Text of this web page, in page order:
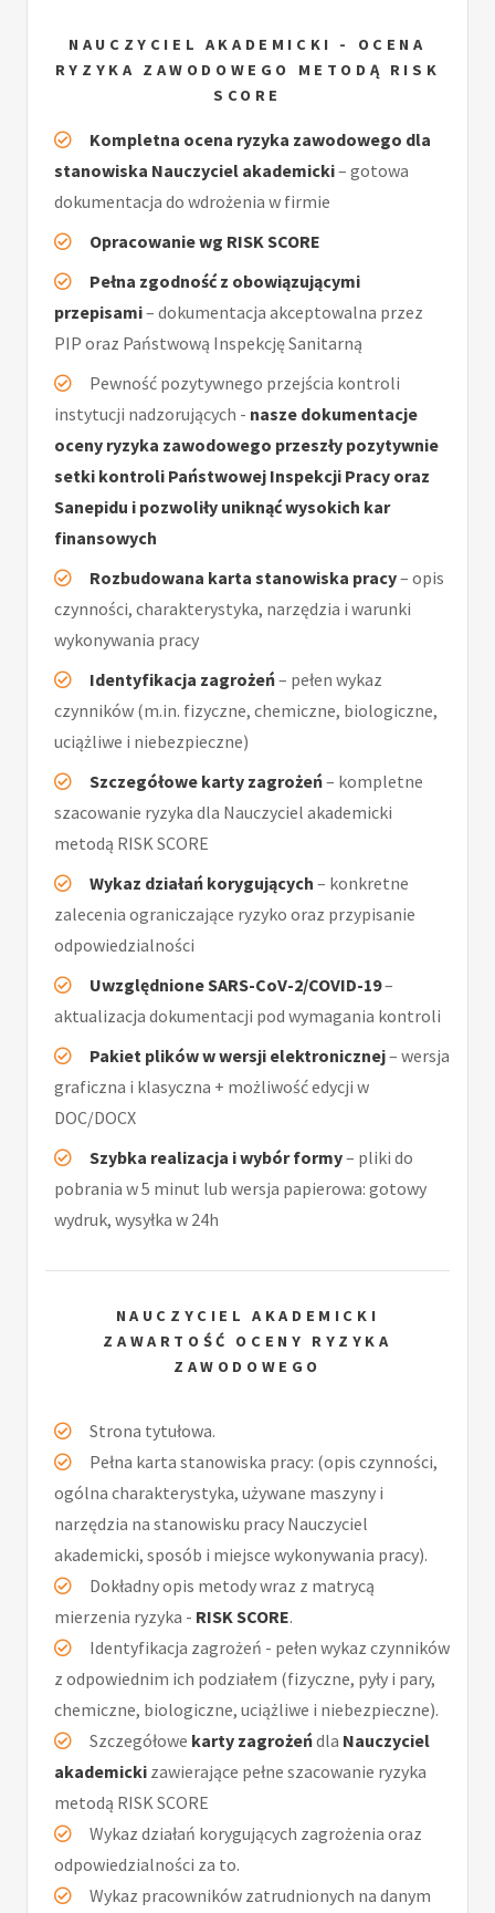
NAUCZYCIEL AKADEMICKI - OCENA
RYZYKA ZAWODOWEGO METODĄ RISK
SCORE
Kompletna ocena ryzyka zawodowego dla
stanowiska Nauczyciel akademicki– gotowa
dokumentacja do wdrożenia w firmie
Opracowanie wg RISK SCORE
Pełna zgodność z obowiązującymi
przepisami– dokumentacja akceptowalna przez
PIP oraz Państwową Inspekcję Sanitarną
Pewność pozytywnego przejścia kontroli
instytucji nadzorujących - nasze dokumentacje
oceny ryzyka zawodowego przeszły pozytywnie
setki kontroli Państwowej Inspekcji Pracy oraz
Sanepidu i pozwoliły uniknąć wysokich kar
finansowych
Rozbudowana karta stanowiska pracy– opis
czynności, charakterystyka, narzędzia i warunki
wykonywania pracy
Identyfikacja zagrożeń– pełen wykaz
czynników (m.in. fizyczne, chemiczne, biologiczne,
uciążliwe i niebezpieczne)
Szczegółowe karty zagrożeń– kompletne
szacowanie ryzyka dla Nauczyciel akademicki
metodą RISK SCORE
Wykaz działań korygujących – konkretne
zalecenia ograniczające ryzyko oraz przypisanie
odpowiedzialności
Uwzględnione SARS-CoV-2/COVID-19–
aktualizacja dokumentacji pod wymagania kontroli
Pakiet plików w wersji elektronicznej– wersja
graficzna i klasyczna + możliwość edycji w
DOC/DOCX
Szybka realizacja i wybór formy– pliki do
pobrania w 5 minut lub wersja papierowa: gotowy
wydruk, wysyłka w 24h
NAUCZYCIEL AKADEMICKI
ZAWARTOŚĆ OCENY RYZYKA
ZAWODOWEGO
Strona tytułowa.
Pełna karta stanowiska pracy: (opis czynności,
ogólna charakterystyka, używane maszyny i
narzędzia na stanowisku pracy Nauczyciel
akademicki, sposób i miejsce wykonywania pracy).
Dokładny opis metody wraz z matrycą
mierzenia ryzyka - RISK SCORE.
Identyfikacja zagrożeń - pełen wykaz czynników
z odpowiednim ich podziałem (fizyczne, pyły i pary,
chemiczne, biologiczne, uciążliwe i niebezpieczne).
Szczegółowe karty zagrożeńdla Nauczyciel
akademicki zawierające pełne szacowanie ryzyka
metodą RISK SCORE
Wykaz działań korygujących zagrożenia oraz
odpowiedzialności za to.
Wykaz pracowników zatrudnionych na danym